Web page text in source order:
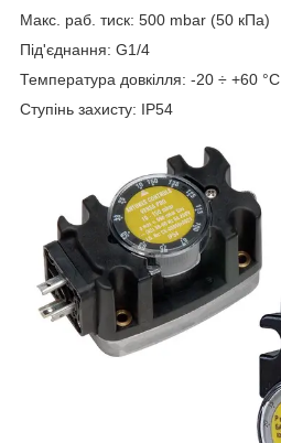
Макс. раб. тиск: 500 mbar (50 кПа)
Під'єднання: G1/4
Температура довкілля: -20 ÷ +60 °C
Ступінь захисту: IP54